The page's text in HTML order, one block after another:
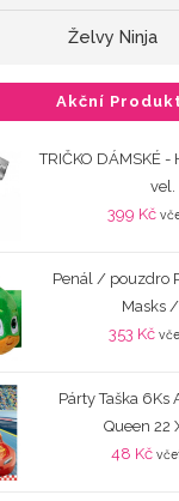
Želvy Ninja
Akční
TRIČKO DÁMSKÉ -
vel.
399 Kč
Penál / pouzdro
Masks
353 Kč
Párty Taška 6Ks
Queen 22
48 Kč